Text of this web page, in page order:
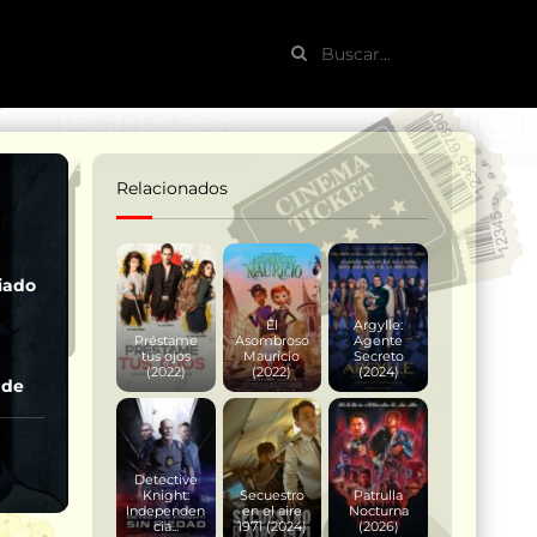
Relacionados
Préstame
tus ojos
(2022)
El
Asombroso
Mauricio
(2022)
Argylle:
Agente
Secreto
(2024)
Detective
Knight:
Independen
cia...
Secuestro
en el aire
1971 (2024)
Patrulla
Nocturna
(2026)